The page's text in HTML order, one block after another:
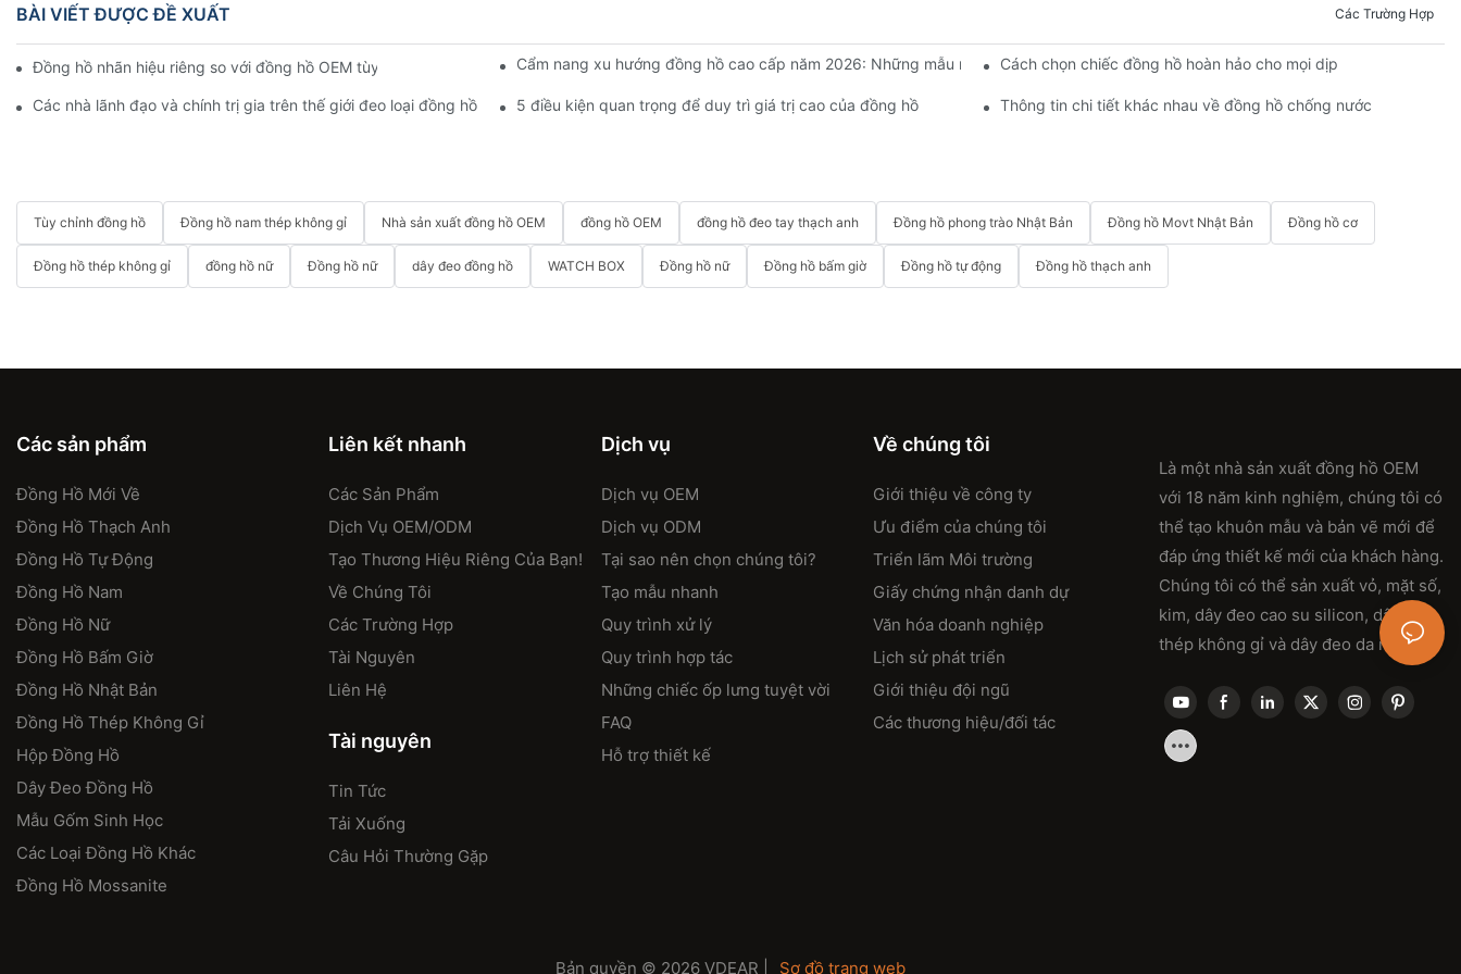
BÀI VIẾT ĐƯỢC ĐỀ XUẤT Các Trường Hợp
Đồng hồ nhãn hiệu riêng so với đồng hồ OEM tùy chỉnh: Mẫu nào phù hợp với thương hiệu của bạn?Cẩm nang xu hướng đồng hồ cao cấp năm 2026: Những mẫu nào đang thịnh hành và những mẫu nào đã lỗi thời.
Cách chọn chiếc đồng hồ hoàn hảo cho mọi dịp
Các nhà lãnh đạo và chính trị gia trên thế giới đeo loại đồng hồ nào? 5 điều kiện quan trọng để duy trì giá trị cao của đồng hồ Thông tin chi tiết khác nhau về đồng hồ chống nước
Tùy chỉnh đồng hồ Đồng hồ nam thép không gỉ Nhà sản xuất đồng hồ OEM đồng hồ OEM đồng hồ đeo tay thạch anh Đồng hồ phong trào Nhật Bản Đồng hồ Movt Nhật Bản Đồng hồ cơ
Đồng hồ thép không gỉ đồng hồ nữ Đồng hồ nữ dây đeo đồng hồ WATCH BOX Đồng hồ nữ Đồng hồ bấm giờ Đồng hồ tự động Đồng hồ thạch anh
Các sản phẩm
Đồng Hồ Mới Về
Đồng Hồ Thạch Anh
Đồng Hồ Tự Động
Đồng Hồ Nam
Đồng Hồ Nữ
Đồng Hồ Bấm Giờ
Đồng Hồ Nhật Bản
Đồng Hồ Thép Không Gỉ
Hộp Đồng Hồ
Dây Đeo Đồng Hồ
Mẫu Gốm Sinh Học
Các Loại Đồng Hồ Khác
Đồng Hồ Mossanite
Liên kết nhanh
Các Sản Phẩm
Dịch Vụ OEM/ODM
Tạo Thương Hiệu Riêng Của Bạn!
Về Chúng Tôi
Các Trường Hợp
Tài Nguyên
Liên Hệ
Tài nguyên
Tin Tức
Tải Xuống
Câu Hỏi Thường Gặp
Dịch vụ
Dịch vụ OEM
Dịch vụ ODM
Tại sao nên chọn chúng tôi?
Tạo mẫu nhanh
Quy trình xử lý
Quy trình hợp tác
Những chiếc ốp lưng tuyệt vời
FAQ
Hỗ trợ thiết kế
Về chúng tôi
Giới thiệu về công ty
Ưu điểm của chúng tôi
Triển lãm Môi trường
Giấy chứng nhận danh dự
Văn hóa doanh nghiệp
Lịch sử phát triển
Giới thiệu đội ngũ
Các thương hiệu/đối tác
Là một nhà sản xuất đồng hồ OEM
với 18 năm kinh nghiệm, chúng tôi có
thể tạo khuôn mẫu và bản vẽ mới để
đáp ứng thiết kế mới của khách hàng.
Chúng tôi có thể sản xuất vỏ, mặt số,
kim, dây đeo cao su silicon, dây đeo
thép không gỉ và dây đeo da mới.
Bản quyền © 2026 VDEAR | Sơ đồ trang web